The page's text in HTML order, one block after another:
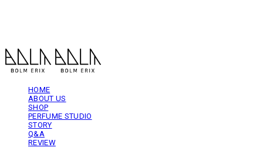
HOME
ABOUT US
SHOP
PERFUME STUDIO
STORY
Q&A
REVIEW